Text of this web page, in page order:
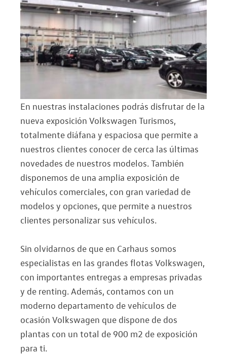
En nuestras instalaciones podrás disfrutar de la
nueva exposición Volkswagen Turismos,
totalmente diáfana y espaciosa que permite a
nuestros clientes conocer de cerca las últimas
novedades de nuestros modelos. También
disponemos de una amplia exposición de
vehículos comerciales, con gran variedad de
modelos y opciones, que permite a nuestros
clientes personalizar sus vehículos.
Sin olvidarnos de que en Carhaus somos
especialistas en las grandes flotas Volkswagen,
con importantes entregas a empresas privadas
y de renting. Además, contamos con un
moderno departamento de vehículos de
ocasión Volkswagen que dispone de dos
plantas con un total de 900 m2 de exposición
para ti.